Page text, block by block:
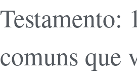
Testamento:
comuns que